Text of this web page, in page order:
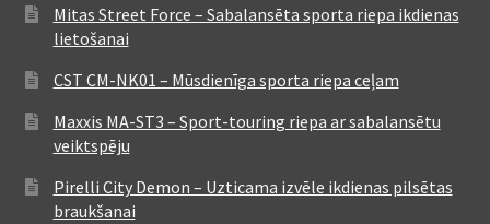
Mitas Street Force – Sabalansēta sporta riepa ikdienas
lietošanai
CST CM-NK01 – Mūsdienīga sporta riepa ceļam
Maxxis MA-ST3 – Sport-touring riepa ar sabalansētu
veiktspēju
Pirelli City Demon – Uzticama izvēle ikdienas pilsētas
braukšanai